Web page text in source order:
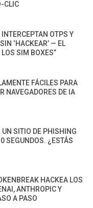
CLIC
OTPS Y
‘HACKEAR’ — EL
LOS SIM BOXES”
FÁCILES PARA
NAVEGADORES DE IA
SITIO DE PHISHING
SEGUNDOS. ¿ESTÁS
HACKEA LOS
ANTHROPIC Y
A PASO